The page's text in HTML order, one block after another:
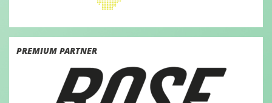
PREMIUM PARTNER